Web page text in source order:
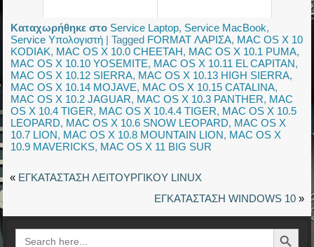
Καταχωρήθηκε στο Service Laptop, Service MacBook,
Service Υπολογιστή |Tagged FORMAT ΛΑΡΙΣΑ, MAC OS X 10
KODIAK, MAC OS X 10.0 CHEETAH, MAC OS X 10.1 PUMA,
MAC OS X 10.10 YOSEMITE, MAC OS X 10.11 EL CAPITAN,
MAC OS X 10.12 SIERRA, MAC OS X 10.13 HIGH SIERRA,
MAC OS X 10.14 MOJAVE, MAC OS X 10.15 CATALINA,
MAC OS X 10.2 JAGUAR, MAC OS X 10.3 PANTHER, MAC
OS X 10.4 TIGER, MAC OS X 10.4.4 TIGER, MAC OS X 10.5
LEOPARD, MAC OS X 10.6 SNOW LEOPARD, MAC OS X
10.7 LION, MAC OS X 10.8 MOUNTAIN LION, MAC OS X
10.9 MAVERICKS, MAC OS X 11 BIG SUR
« ΕΓΚΑΤΑΣΤΑΣΗ ΛΕΙΤΟΥΡΓΙΚΟΥ LINUX
ΕΓΚΑΤΑΣΤΑΣΗ WINDOWS 10»
Search
for:
Search Button